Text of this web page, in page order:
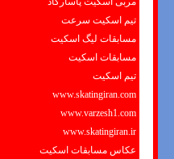
تیم اسکیت سرعت
مسابقات لیگ اسکیت
مسابقات اسکیت
تیم اسکیت
www.skatingiran.com
www.varzesh1.com
www.skatingiran.ir
عکاس مسابقات اسکیت